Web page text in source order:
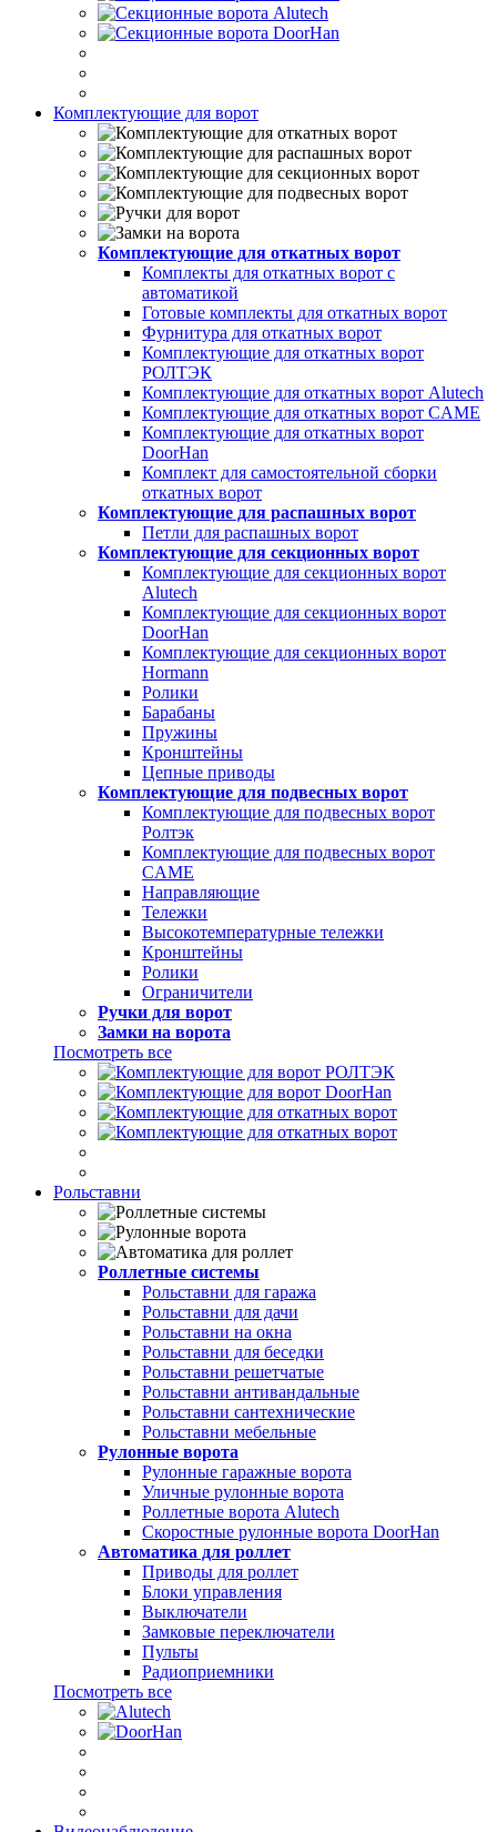
Комплектующие для ворот
Комплектующие для откатных ворот
Комплекты для откатных ворот с
автоматикой
Готовые комплекты для откатных ворот
Фурнитура для откатных ворот
Комплектующие для откатных ворот
РОЛТЭК
Комплектующие для откатных ворот Alutech
Комплектующие для откатных ворот CAME
Комплектующие для откатных ворот
DoorHan
Комплект для самостоятельной сборки
откатных ворот
Комплектующие для распашных ворот
Петли для распашных ворот
Комплектующие для секционных ворот
Комплектующие для секционных ворот
Alutech
Комплектующие для секционных ворот
DoorHan
Комплектующие для секционных ворот
Hormann
Ролики
Барабаны
Пружины
Кронштейны
Цепные приводы
Комплектующие для подвесных ворот
Комплектующие для подвесных ворот
Ролтэк
Комплектующие для подвесных ворот
CAME
Направляющие
Тележки
Высокотемпературные тележки
Кронштейны
Ролики
Ограничители
Ручки для ворот
Замки на ворота
Посмотреть все
Рольставни
Роллетные системы
Рольставни для гаража
Рольставни для дачи
Рольставни на окна
Рольставни для беседки
Рольставни решетчатые
Рольставни антивандальные
Рольставни сантехнические
Рольставни мебельные
Рулонные ворота
Рулонные гаражные ворота
Уличные рулонные ворота
Роллетные ворота Alutech
Скоростные рулонные ворота DoorHan
Автоматика для роллет
Приводы для роллет
Блоки управления
Выключатели
Замковые переключатели
Пульты
Радиоприемники
Посмотреть все